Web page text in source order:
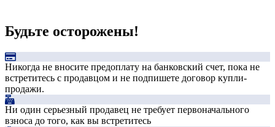
Будьте осторожены!
Никогда не вносите предоплату на банковский счет, пока не
встретитесь с продавцом и не подпишете договор купли-
продажи.
Ни один серьезный продавец не требует первоначального
взноса до того, как вы встретитесь